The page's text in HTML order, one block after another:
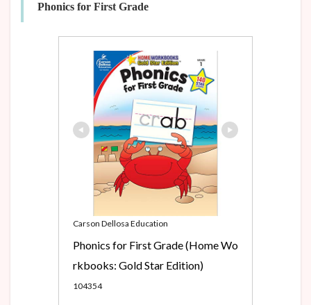
Phonics for First Grade
Carson Dellosa Education
Phonics for First Grade (Home Wo
rkbooks: Gold Star Edition)
104354